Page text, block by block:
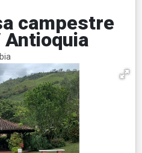
campestre
Antioquia